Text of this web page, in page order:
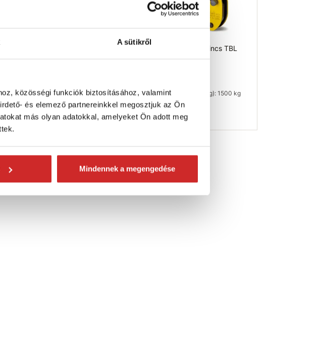
A sütikről
közösségi funkciók biztosításához, valamint
és elemező partnereinkkel megosztjuk az Ön
más olyan adatokkal, amelyeket Ön adott meg
Mindennek a megengedése
2000 kg
Teherbírás (kg): 3000 kg
Nincs készleten
Yale Lemezbilincs TBL
Teherbírás (kg): 1500 kg
Raktáron 5 db